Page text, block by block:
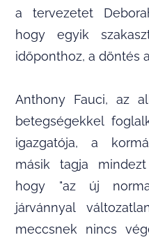
a tervezetet
hogy egyik
időponthoz, a döntés
Anthony Fauci, az
betegségekkel
igazgatója, a
másik tagja
hogy "az új
járvánnyal
meccsnek nincs